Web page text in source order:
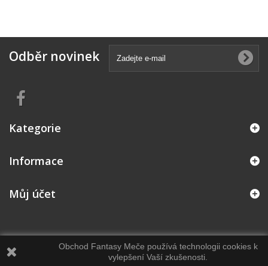
Odběr novinek
Kategorie
Informace
Můj účet
Obchod Fantasy Meče používá technologii cookies k
vylepšení Vaší zkušenosti.